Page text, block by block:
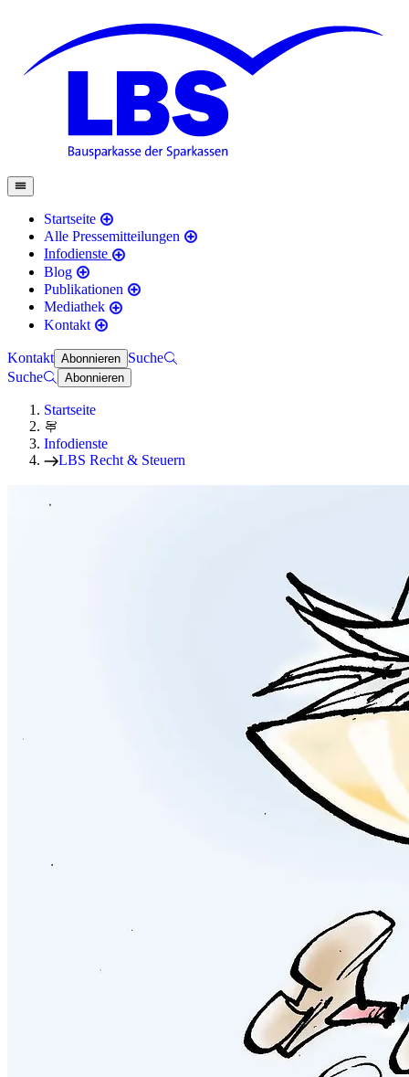
Startseite
Alle Pressemitteilungen
Infodienste
Blog
Publikationen
Mediathek
Kontakt
Kontakt Abonnieren Suche
Suche
Abonnieren
Startseite
Infodienste
LBS Recht & Steuern